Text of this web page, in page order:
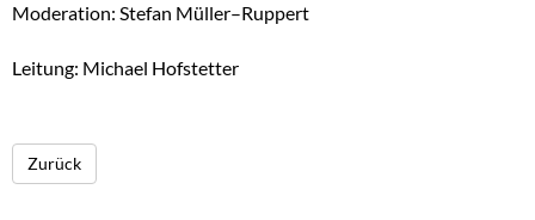
Moderation: Stefan Müller–Ruppert
Leitung: Michael Hofstetter
Zurück